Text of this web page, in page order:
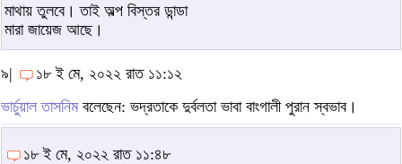
মাথায় তুলবে। তাই অল্প বিস্তর ডান্ডা
মারা জায়েজ আছে।
৯|
১৮ ই মে, ২০২২ রাত ১১:১২
ভার্চুয়াল তাসনিমবলেছেন: ভদ্রতাকে দুর্বলতা ভাবা বাংগালী পুরান স্বভাব।
১৮ ই মে, ২০২২ রাত ১১:৪৮